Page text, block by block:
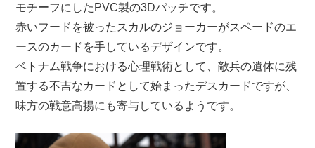
モチーフにしたPVC製の3Dパッチです。
赤いフードを被ったスカルのジョーカーがスペードのエ
ースのカードを手しているデザインです。
ベトナム戦争における心理戦術として、敵兵の遺体に残
置する不吉なカードとして始まったデスカードですが、
味方の戦意高揚にも寄与しているようです。